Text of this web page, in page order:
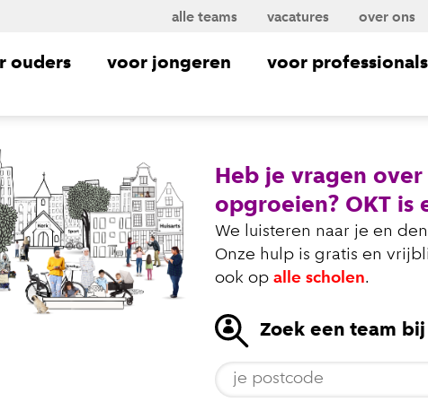
alle teams vacatures over ons
ouders voor jongeren voor professionals
Heb je vragen
opgroeien? OKT is
We luisteren naar je en
Onze hulp is gratis en
ook op alle scholen.
Zoek een team